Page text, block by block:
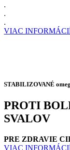
.
.
.
VIAC
STABILIZOVANÉ
PROTI
SVALOV
PRE ZDRAVIE
VIAC